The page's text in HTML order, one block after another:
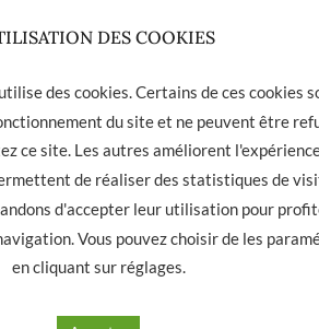
DES COOKIES
des cookies. Certains de ces cookies
du site et ne peuvent être
ce site. Les autres améliorent
de réaliser des statistiques de
d'accepter leur utilisation pour
Vous pouvez choisir de les
en cliquant sur réglages.